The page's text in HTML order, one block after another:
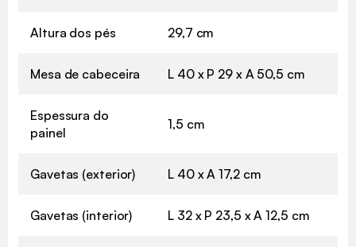
Altura dos pés 29,7 cm
Mesa de cabeceira L 40 x P 29 x A 50,5 cm
Espessura do
painel
1,5 cm
Gavetas (exterior) L 40 x A 17,2 cm
Gavetas (interior) L 32 x P 23,5 x A 12,5 cm